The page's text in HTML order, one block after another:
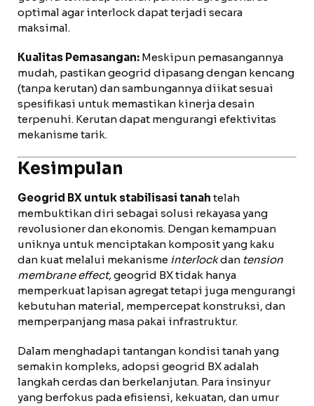
optimal agar interlock dapat terjadi secara
maksimal.
Kualitas Pemasangan: Meskipun pemasangannya
mudah, pastikan geogrid dipasang dengan kencang
(tanpa kerutan) dan sambungannya diikat sesuai
spesifikasi untuk memastikan kinerja desain
terpenuhi. Kerutan dapat mengurangi efektivitas
mekanisme tarik.
Kesimpulan
Geogrid BX untuk stabilisasi tanah telah
membuktikan diri sebagai solusi rekayasa yang
revolusioner dan ekonomis. Dengan kemampuan
uniknya untuk menciptakan komposit yang kaku
dan kuat melalui mekanisme interlockdan tension
membrane effect, geogrid BX tidak hanya
memperkuat lapisan agregat tetapi juga mengurangi
kebutuhan material, mempercepat konstruksi, dan
memperpanjang masa pakai infrastruktur.
Dalam menghadapi tantangan kondisi tanah yang
semakin kompleks, adopsi geogrid BX adalah
langkah cerdas dan berkelanjutan. Para insinyur
yang berfokus pada efisiensi, kekuatan, dan umur